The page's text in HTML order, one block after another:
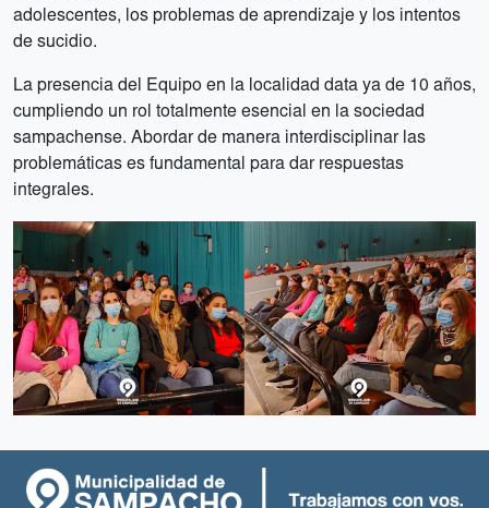
adolescentes, los problemas de aprendizaje y los intentos
de sucidio.
La presencia del Equipo en la localidad data ya de 10 años,
cumpliendo un rol totalmente esencial en la sociedad
sampachense. Abordar de manera interdisciplinar las
problemáticas es fundamental para dar respuestas
integrales.